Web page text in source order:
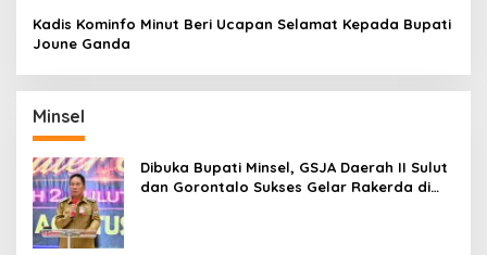
Kadis Kominfo Minut Beri Ucapan Selamat Kepada Bupati
Joune Ganda
Minsel
Dibuka Bupati Minsel, GSJA Daerah II Sulut
dan Gorontalo Sukses Gelar Rakerda di